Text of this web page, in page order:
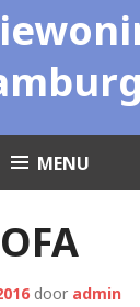
MENU
door admin